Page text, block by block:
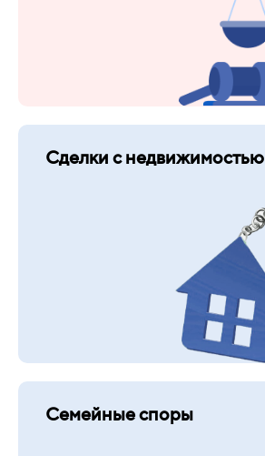
Сделки с недвижимостью
Семейные споры